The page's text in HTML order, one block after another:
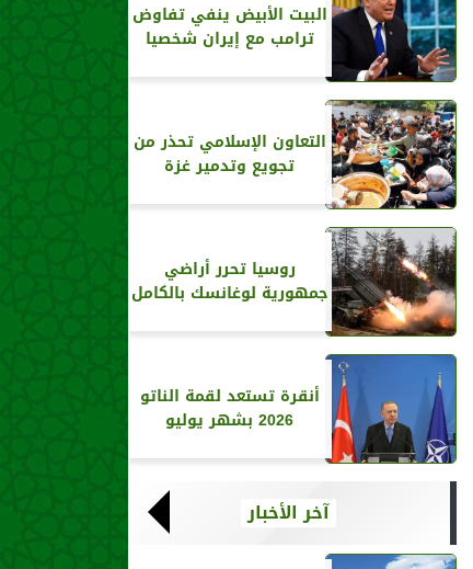
البيت الأبيض ينفي تفاوض
ترامب مع إيران شخصيا
التعاون الإسلامي تحذر من
تجويع وتدمير غزة
روسيا تحرر أراضي
جمهورية لوغانسك بالكامل
أنقرة تستعد لقمة الناتو
2026 بشهر يوليو
آخر الأخبار